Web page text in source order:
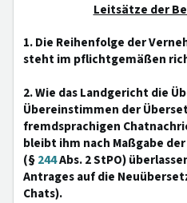
Leitsätze der
1. Die Reihenfolge der
steht im pflichtgemäßen
2. Wie das Landgericht die
Übereinstimmen der
fremdsprachigen
bleibt ihm nach Maßgabe
(§244Abs. 2 StPO)
Antrages auf die
Chats).